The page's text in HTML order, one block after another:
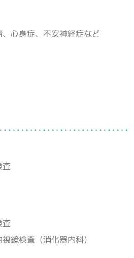
心身症、不安神経症など
鏡検査（消化器内科）